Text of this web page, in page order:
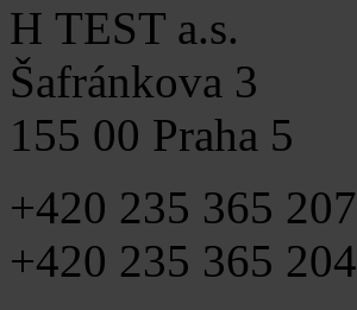
H TEST a.s.
Šafránkova 3
155 00 Praha 5
+420 235 365 207
+420 235 365 204